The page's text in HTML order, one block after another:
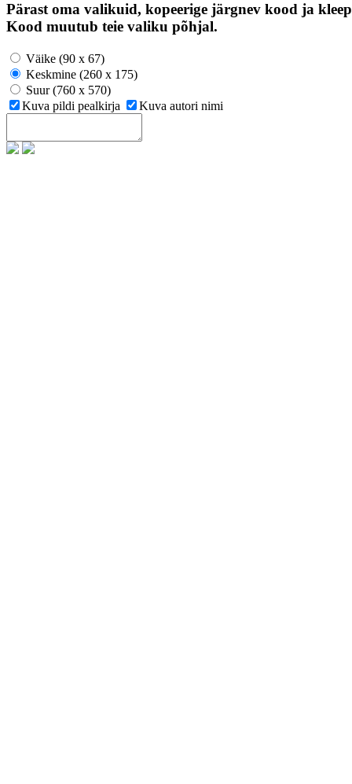
Pärast oma valikuid, kopeerige järgnev kood ja
Kood muutub teie valiku põhjal.
Väike (90 x 67)
Keskmine (260 x 175)
Suur (760 x 570)
Kuva pildi pealkirja
Kuva autori nimi